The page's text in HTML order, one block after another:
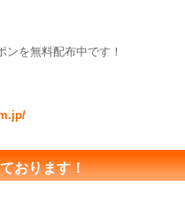
を無料配布中です！
おります！